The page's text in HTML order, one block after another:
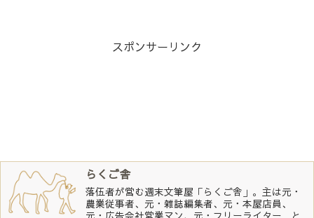
スポンサーリンク
らくご舎
落伍者が営む週末文筆屋「らくご舎」。主は元・
農業従事者、元・雑誌編集者、元・本屋店員、